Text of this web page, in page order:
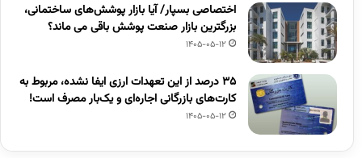
اختصاصی بسپار/ آیا بازار پوشش‌های ساختمانی،
بزرگترین بازار صنعت پوشش باقی می ماند؟
1405-05-12
۳۵ درصد از این تعهدات ارزی ایفا نشده، مربوط به
کارت‌های بازرگانی اجاره‌ای و یک‌بار مصرف است!
1405-05-12